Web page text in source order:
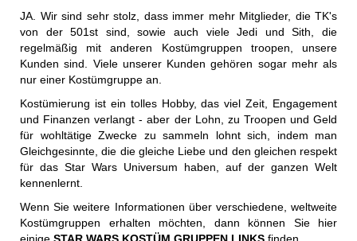
JA. Wir sind sehr stolz, dass immer mehr Mitglieder, die TK's
von der 501st sind, sowie auch viele Jedi und Sith, die
regelmäßig mit anderen Kostümgruppen troopen, unsere
Kunden sind. Viele unserer Kunden gehören sogar mehr als
nur einer Kostümgruppe an.
Kostümierung ist ein tolles Hobby, das viel Zeit, Engagement
und Finanzen verlangt - aber der Lohn, zu Troopen und Geld
für wohltätige Zwecke zu sammeln lohnt sich, indem man
Gleichgesinnte, die die gleiche Liebe und den gleichen respekt
für das Star Wars Universum haben, auf der ganzen Welt
kennenlernt.
Wenn Sie weitere Informationen über verschiedene, weltweite
Kostümgruppen erhalten möchten, dann können Sie hier